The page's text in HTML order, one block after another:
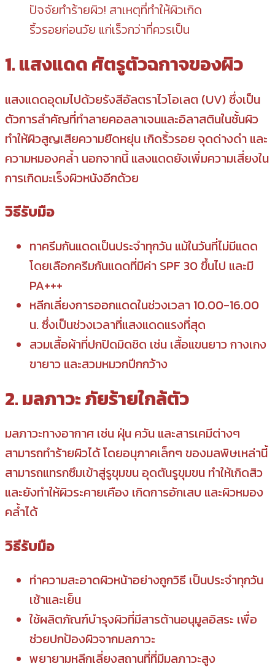
ปัจจัยทำร้ายผิว! สาเหตุที่ทำให้ผิวเกิด
ริ้วรอยก่อนวัย แก่เร็วกว่าที่ควรเป็น
1. แสงแดด ศัตรูตัวฉกาจของผิว
แสงแดดอุดมไปด้วยรังสีอัลตราไวโอเลต (UV) ซึ่งเป็น
ตัวการสำคัญที่ทำลายคอลลาเจนและอิลาสตินในชั้นผิว
ทำให้ผิวสูญเสียความยืดหยุ่น เกิดริ้วรอย จุดด่างดำ และ
ความหมองคล้ำ นอกจากนี้ แสงแดดยังเพิ่มความเสี่ยงใน
การเกิดมะเร็งผิวหนังอีกด้วย
วิธีรับมือ
ทาครีมกันแดดเป็นประจำทุกวัน แม้ในวันที่ไม่มีแดด
โดยเลือกครีมกันแดดที่มีค่า SPF 30 ขึ้นไป และมี
PA+++
หลีกเลี่ยงการออกแดดในช่วงเวลา 10.00-16.00
น. ซึ่งเป็นช่วงเวลาที่แสงแดดแรงที่สุด
สวมเสื้อผ้าที่ปกปิดมิดชิด เช่น เสื้อแขนยาว กางเกง
ขายาว และสวมหมวกปีกกว้าง
2. มลภาวะ ภัยร้ายใกล้ตัว
มลภาวะทางอากาศ เช่น ฝุ่น ควัน และสารเคมีต่างๆ
สามารถทำร้ายผิวได้ โดยอนุภาคเล็กๆ ของมลพิษเหล่านี้
สามารถแทรกซึมเข้าสู่รูขุมขน อุดตันรูขุมขน ทำให้เกิดสิว
และยังทำให้ผิวระคายเคือง เกิดการอักเสบ และผิวหมอง
คล้ำได้
วิธีรับมือ
ทำความสะอาดผิวหน้าอย่างถูกวิธี เป็นประจำทุกวัน
เช้าและเย็น
ใช้ผลิตภัณฑ์บำรุงผิวที่มีสารต้านอนุมูลอิสระ เพื่อ
ช่วยปกป้องผิวจากมลภาวะ
พยายามหลีกเลี่ยงสถานที่ที่มีมลภาวะสูง